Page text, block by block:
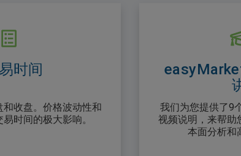
时间
和收盘。价格波动性和
时间的极大影响。
我们为您提供了9
视频说明，来帮助
本面分析和